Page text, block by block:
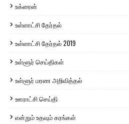
உக்ரைன்
உள்ளாட்சி தேர்தல்
உள்ளாட்சி தேர்தல் 2019
உள்ளூர் செய்திகள்
உள்ளூர் மரண அறிவித்தல்
ஊராட்சி செய்தி
என்றும் உதவும் கரங்கள்